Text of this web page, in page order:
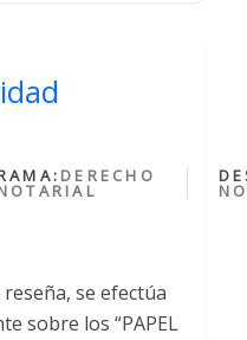
DERECHO
se efectúa
sobre los “PAPEL